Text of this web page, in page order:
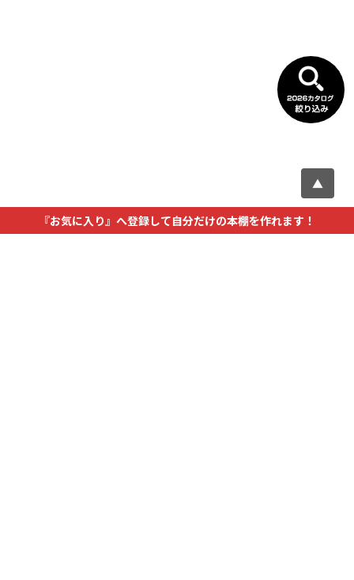
▲
『お気に入り』へ登録して自分だけの本棚を作れます！